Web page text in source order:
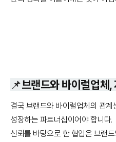
📌브랜드와 바이럴업체,
결국 브랜드와 바이럴업체의 관
성장하는 파트너십이어야 합니다.
신뢰를 바탕으로 한 협업은 브랜